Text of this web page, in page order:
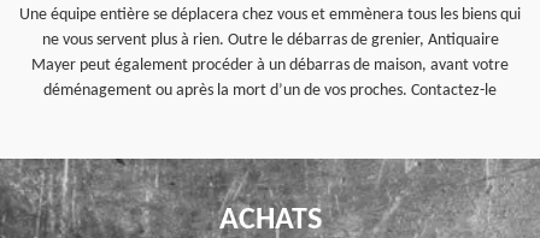
Une équipe entière se déplacera chez vous et emmènera tous les biens qui
ne vous servent plus à rien. Outre le débarras de grenier, Antiquaire
Mayer peut également procéder à un débarras de maison, avant votre
déménagement ou après la mort d’un de vos proches. Contactez-le
ACHATS